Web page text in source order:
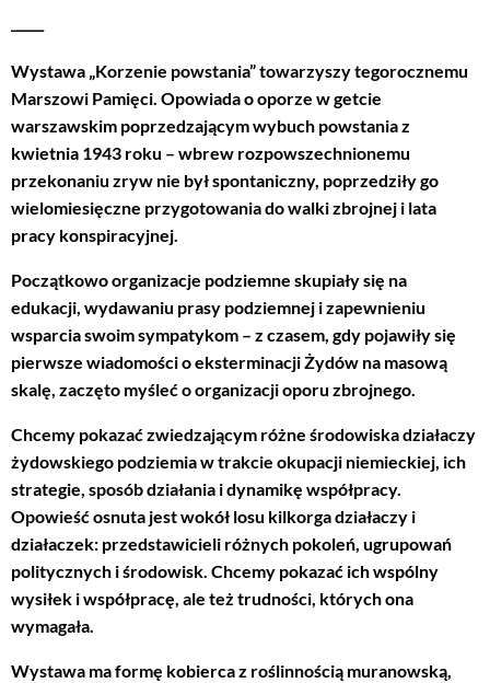
Wystawa „Korzenie powstania” towarzyszy tegorocznemu
Marszowi Pamięci. Opowiada o oporze w getcie
warszawskim poprzedzającym wybuch powstania z
kwietnia 1943 roku – wbrew rozpowszechnionemu
przekonaniu zryw nie był spontaniczny, poprzedziły go
wielomiesięczne przygotowania do walki zbrojnej i lata
pracy konspiracyjnej.
Początkowo organizacje podziemne skupiały się na
edukacji, wydawaniu prasy podziemnej i zapewnieniu
wsparcia swoim sympatykom – z czasem, gdy pojawiły się
pierwsze wiadomości o eksterminacji Żydów na masową
skalę, zaczęto myśleć o organizacji oporu zbrojnego.
Chcemy pokazać zwiedzającym różne środowiska działaczy
żydowskiego podziemia w trakcie okupacji niemieckiej, ich
strategie, sposób działania i dynamikę współpracy.
Opowieść osnuta jest wokół losu kilkorga działaczy i
działaczek: przedstawicieli różnych pokoleń, ugrupowań
politycznych i środowisk. Chcemy pokazać ich wspólny
wysiłek i współpracę, ale też trudności, których ona
wymagała.
Wystawa ma formę kobierca z roślinnością muranowską,